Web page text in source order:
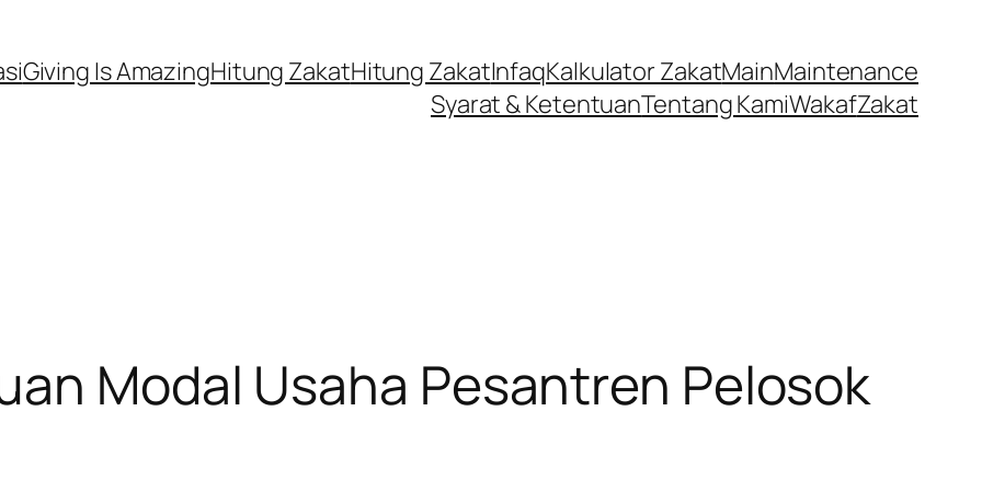
Giving Is AmazingHitung ZakatHitung ZakatInfaqKalkulator ZakatMainMaintenance
Syarat & KetentuanTentang KamiWakafZakat
Modal Usaha Pesantren Pelosok